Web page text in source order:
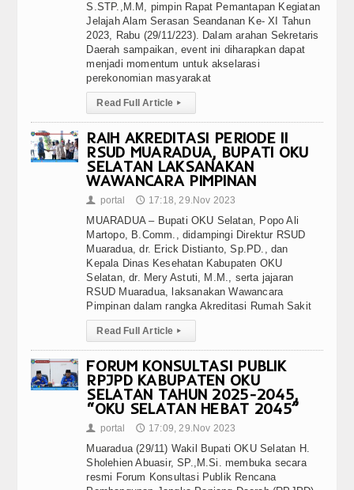
S.STP.,M.M, pimpin Rapat Pemantapan Kegiatan
Jelajah Alam Serasan Seandanan Ke- XI Tahun
2023, Rabu (29/11/223). Dalam arahan Sekretaris
Daerah sampaikan, event ini diharapkan dapat
menjadi momentum untuk akselarasi
perekonomian masyarakat
Read Full Article ▸
RAIH AKREDITASI PERIODE II
RSUD MUARADUA, BUPATI OKU
SELATAN LAKSANAKAN
WAWANCARA PIMPINAN
👤 portal 🕔 17:18, 29.Nov 2023
MUARADUA – Bupati OKU Selatan, Popo Ali
Martopo, B.Comm., didampingi Direktur RSUD
Muaradua, dr. Erick Distianto, Sp.PD., dan
Kepala Dinas Kesehatan Kabupaten OKU
Selatan, dr. Mery Astuti, M.M., serta jajaran
RSUD Muaradua, laksanakan Wawancara
Pimpinan dalam rangka Akreditasi Rumah Sakit
Read Full Article ▸
FORUM KONSULTASI PUBLIK
RPJPD KABUPATEN OKU
SELATAN TAHUN 2025-2045,
“OKU SELATAN HEBAT 2045”
👤 portal 🕔 17:09, 29.Nov 2023
Muaradua (29/11) Wakil Bupati OKU Selatan H.
Sholehien Abuasir, SP.,M.Si. membuka secara
resmi Forum Konsultasi Publik Rencana